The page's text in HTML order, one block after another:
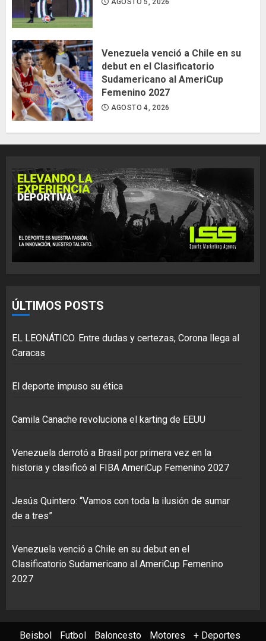
Venezuela venció a Chile en su
debut en el Clasificatorio
Sudamericano al AmeriCup
Femenino 2027
AGOSTO 4, 2026
ÚLTIMOS POSTS
EL LEONÁTICO. Entre dudas y certezas, Corona llega al
Caracas
El deporte impuso su ética
Camila Canache revoluciona el karting de EEUU
Venezuela derrotó a Brasil por primera vez en la
historia y clasificó al FIBA AmeriCup Femenino 2027
Jesús Quintero: “Vamos con toda la ilusión de sumar
de a tres”
Venezuela venció a Chile en su debut en el
Clasificatorio Sudamericano al AmeriCup Femenino
2027
Beisbol Futbol Baloncesto Motores + Deportes